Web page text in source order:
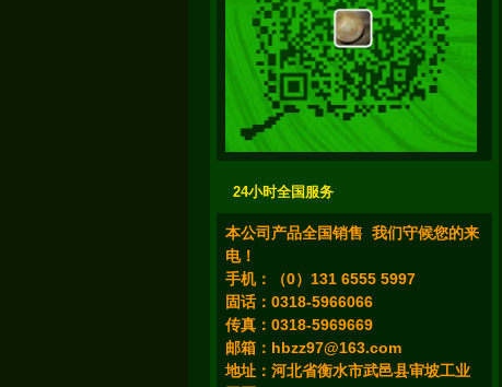
24小时全国服务
本公司产品全国销售 我们守候您的来
电！
手机：（0）131 6555 5997
固话：0318-5966066
传真：0318-5969669
邮箱： hbzz97@163.com
地址：河北省衡水市武邑县审坡工业